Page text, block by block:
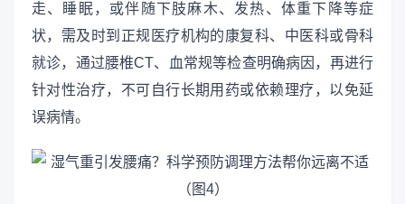
走、睡眠，或伴随下肢麻木、发热、体重下降等症
状，需及时到正规医疗机构的康复科、中医科或骨科
就诊，通过腰椎CT、血常规等检查明确病因，再进行
针对性治疗，不可自行长期用药或依赖理疗，以免延
误病情。